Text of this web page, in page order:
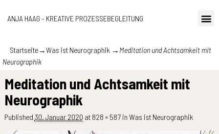
ANJA HAAG - KREATIVE PROZESSEBEGLEITUNG
Startseite→Was ist Neurographik → Meditation und Achtsamkeit mit
Neurographik
Meditation und Achtsamkeit mit
Neurographik
Published 30. Januar 2020 at 828 × 587in Was ist Neurographik